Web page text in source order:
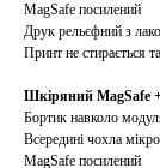
MagSafe посилений
Друк рельєфний з
Принт не стирається
Шкіряний MagSafe
Бортик навколо
Всередині чохла
MagSafe посилений